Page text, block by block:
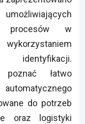
procesów w
identyfikacji.
łatwo
do potrzeb
oraz logistyki